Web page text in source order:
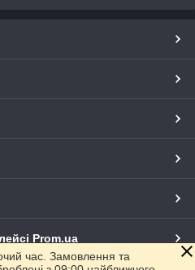
Prom.ua
час. Замовлення та